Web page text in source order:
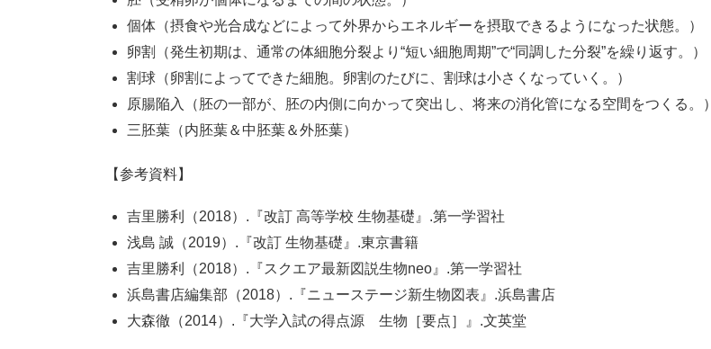
個体（摂食や光合成などによって外界からエネルギーを摂取できるようになった状態。）
卵割（発生初期は、通常の体細胞分裂より“短い細胞周期”で“同調した分裂”を繰り返す。）
割球（卵割によってできた細胞。卵割のたびに、割球は小さくなっていく。）
原腸陥入（胚の一部が、胚の内側に向かって突出し、将来の消化管になる空間をつくる。）
三胚葉（内胚葉＆中胚葉＆外胚葉）
【参考資料】
吉里勝利（2018）.『改訂 高等学校 生物基礎』.第一学習社
浅島 誠（2019）.『改訂 生物基礎』.東京書籍
吉里勝利（2018）.『スクエア最新図説生物neo』.第一学習社
浜島書店編集部（2018）.『ニューステージ新生物図表』.浜島書店
大森徹（2014）.『大学入試の得点源 生物［要点］』.文英堂